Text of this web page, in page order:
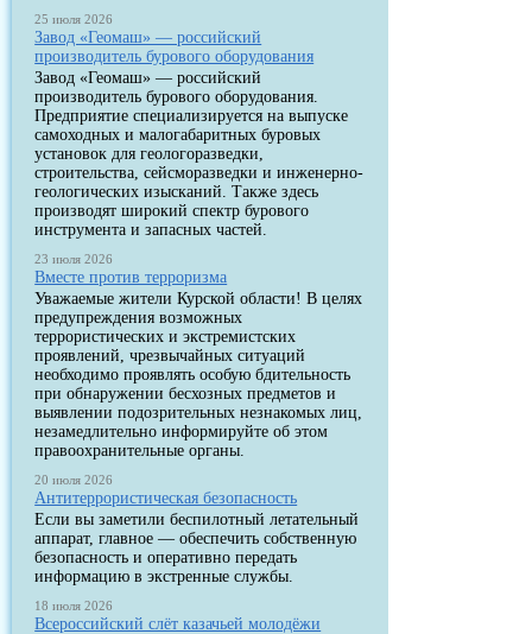
25 июля 2026
Завод «Геомаш» — российский
производитель бурового оборудования
Завод «Геомаш» — российский
производитель бурового оборудования.
Предприятие специализируется на выпуске
самоходных и малогабаритных буровых
установок для геологоразведки,
строительства, сейсморазведки и инженерно-
геологических изысканий. Также здесь
производят широкий спектр бурового
инструмента и запасных частей.
23 июля 2026
Вместе против терроризма
Уважаемые жители Курской области! В целях
предупреждения возможных
террористических и экстремистских
проявлений, чрезвычайных ситуаций
необходимо проявлять особую бдительность
при обнаружении бесхозных предметов и
выявлении подозрительных незнакомых лиц,
незамедлительно информируйте об этом
правоохранительные органы.
20 июля 2026
Антитеррористическая безопасность
Если вы заметили беспилотный летательный
аппарат, главное — обеспечить собственную
безопасность и оперативно передать
информацию в экстренные службы.
18 июля 2026
Всероссийский слёт казачьей молодёжи